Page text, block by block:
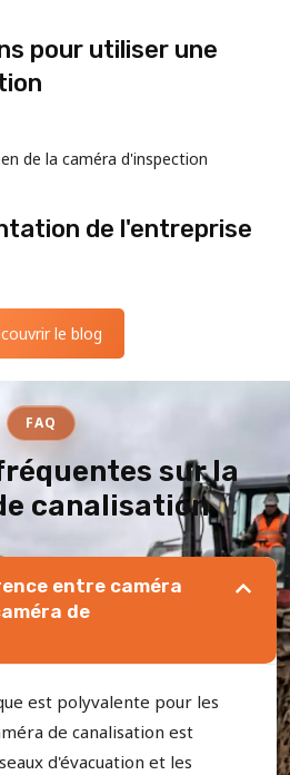
pour utiliser une
de l'entreprise
le blog
FAQ
sur la
canalisation
entre caméra
de
est polyvalente pour les
de canalisation est
d'évacuation et les